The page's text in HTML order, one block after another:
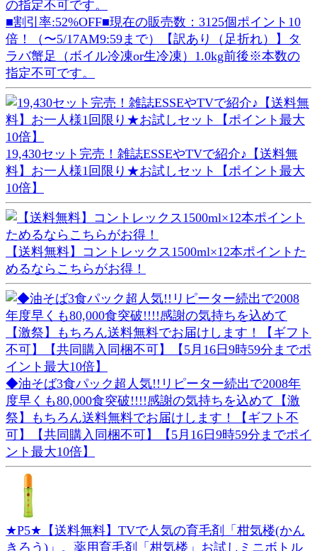
■割引率:52%OFF■現在の販売数：3125個ポイント10
倍！（〜5/17AM9:59まで）【訳あり（足折れ）】タ
ラバ蟹足（ボイル冷凍or生冷凍）1.0kg前後※本数の
指定不可です。
19,430セット完売！雑誌ESSEやTVで紹介♪【送料無
料】お一人様1回限り★お試しセット【ポイント最大
10倍】
【送料無料】コントレックス1500ml×12本ポイントた
めるならこちらがお得！
◆油そば3食パック超人気!!リピーター続出で2008年
度早くも80,000食突破!!!!感謝の気持ちを込めて【激
祭】もちろん送料無料でお届けします！【ギフト不
可】【共同購入同梱不可】【5月16日9時59分までポイ
ント最大10倍】
★P5★【送料無料】TVで人気の育毛剤「柑気楼(かん
きろう)」。薬用育毛剤「柑気楼」お試しミニボトル